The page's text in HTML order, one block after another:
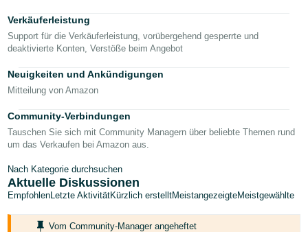
- IN
Tiếng
Việt -
VN
Deutsch
- DE
- BR
文
Verkäuferleistung
Support für die Verkäuferleistung, vorübergehend gesperrte und
deaktivierte Konten, Verstöße beim Angebot
Neuigkeiten und Ankündigungen
Mitteilung von Amazon
Community-Verbindungen
Tauschen Sie sich mit Community Managern über beliebte Themen rund
um das Verkaufen bei Amazon aus.
Nach Kategorie durchsuchen
Aktuelle Diskussionen
EmpfohlenLetzte AktivitätKürzlich erstelltMeistangezeigteMeistgewählte
Vom Community-Manager angeheftet